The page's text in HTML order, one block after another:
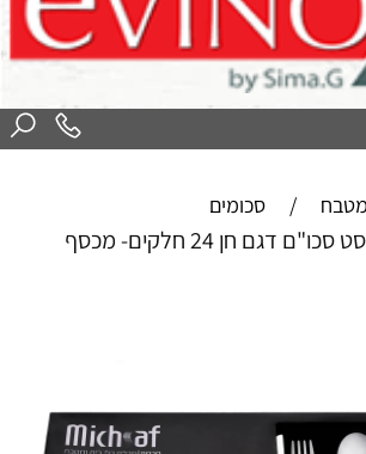
/ סכומים
סט סכו"ם דגם חן 24 חלקים- מכסף